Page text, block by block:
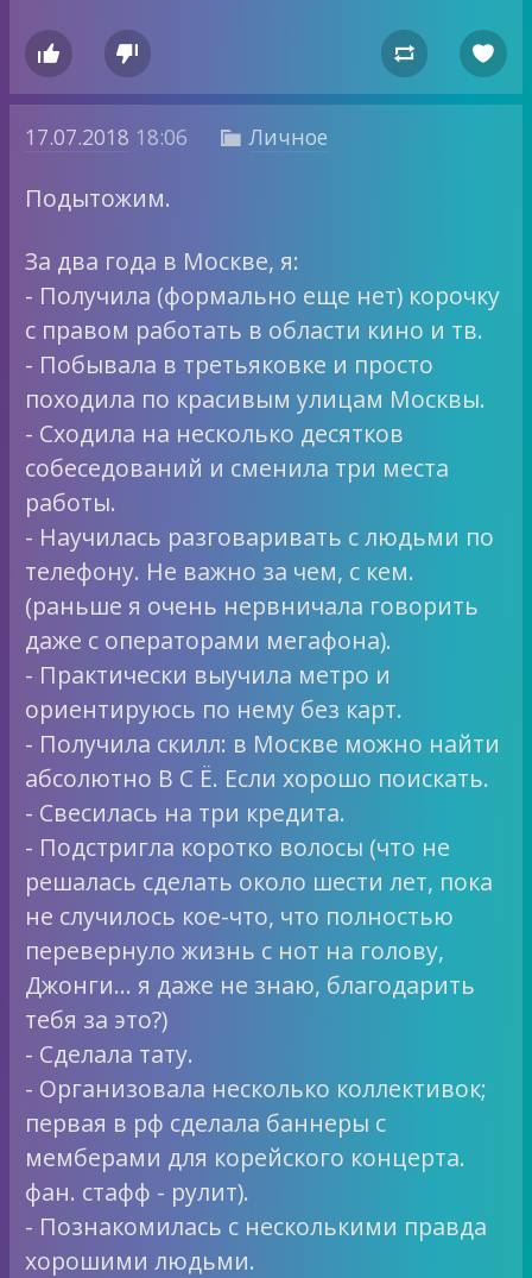
   
17.07.2018 18:06  Личное
Подытожим.
За два года в Москве, я:
- Получила (формально еще нет) корочку
с правом работать в области кино и тв.
- Побывала в третьяковке и просто
походила по красивым улицам Москвы.
- Сходила на несколько десятков
собеседований и сменила три места
работы.
- Научилась разговаривать с людьми по
телефону. Не важно за чем, с кем.
(раньше я очень нервничала говорить
даже с операторами мегафона).
- Практически выучила метро и
ориентируюсь по нему без карт.
- Получила скилл: в Москве можно найти
абсолютно В С Ё. Если хорошо поискать.
- Свесилась на три кредита.
- Подстригла коротко волосы (что не
решалась сделать около шести лет, пока
не случилось кое-что, что полностью
перевернуло жизнь с нот на голову,
Джонги… я даже не знаю, благодарить
тебя за это?)
- Сделала тату.
- Организовала несколько коллективок;
первая в рф сделала баннеры с
мемберами для корейского концерта.
фан. стафф - рулит).
- Познакомилась с несколькими правда
хорошими людьми.